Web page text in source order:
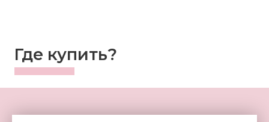
Где купить?